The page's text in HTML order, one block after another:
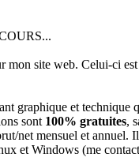
mon site web. Celui-ci
graphique et technique
sont 100% gratuites,
net mensuel et annuel.
et Windows (me